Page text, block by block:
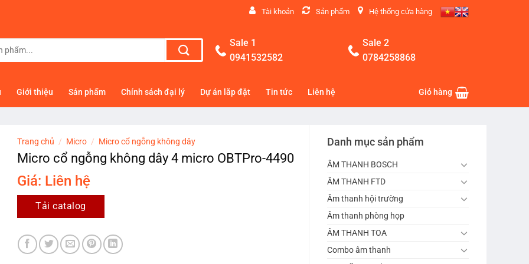
Tài khoản Sản phẩm Hệ thống cửa hàng
Sale 1
0941532582
Sale 2
0784258868
Giới thiệu Sản phẩm Chính sách đại lý Dự án lắp đặt Tin tức Liên hệ Giỏ hàng
Danh mục sản phẩm
ÂM THANH BOSCH
ÂM THANH FTD
Âm thanh hội trường
Âm thanh phòng họp
ÂM THANH TOA
Combo âm thanh
Trang chủ / Micro / Micro cổ ngỗng không dây
Micro cổ ngỗng không dây 4 micro OBTPro-4490
Giá: Liên hệ
Tải catalog